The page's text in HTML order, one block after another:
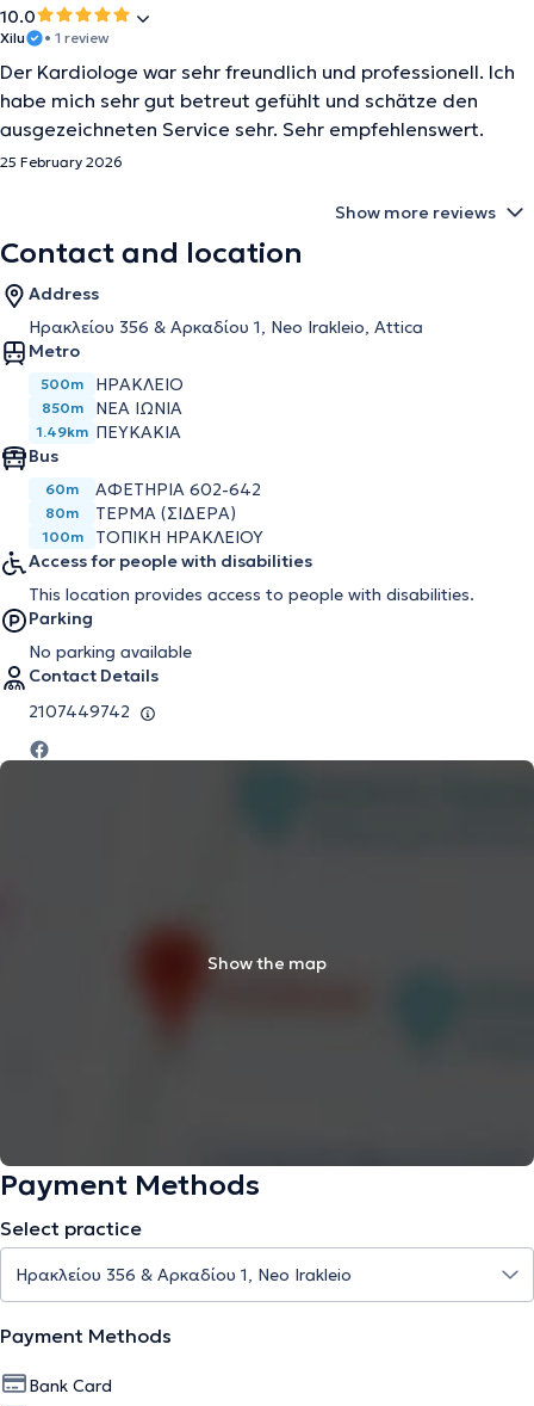
10.0
Xilu • 1 review
Der Kardiologe war sehr freundlich und professionell. Ich
habe mich sehr gut betreut gefühlt und schätze den
ausgezeichneten Service sehr. Sehr empfehlenswert.
25 February 2026
Show more reviews
Contact and location
Address
Ηρακλείου 356 & Αρκαδίου 1, Neo Irakleio, Attica
Metro
500m ΗΡΆΚΛΕΙΟ
850m ΝΈΑ ΙΩΝΊΑ
1.49km ΠΕΥΚΆΚΙΑ
Bus
60m ΑΦΕΤΗΡΙΑ 602-642
80m ΤΕΡΜΑ (ΣΙΔΕΡΑ)
100m
ΤΟΠΙΚΗ ΗΡΑΚΛΕΙΟΥ
Access for people with disabilities
This location provides access to people with disabilities.
Parking
No parking available
Contact Details
2107449742
Show the map
Payment Methods
Select practice
Payment Methods
Bank Card